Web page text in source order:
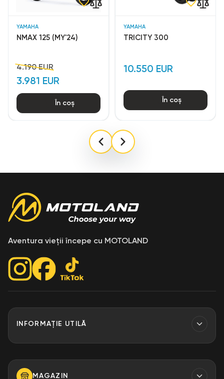
YAMAHA
NMAX 125 (MY'24)
4.190 EUR
3.981 EUR
În coș
YAMAHA
TRICITY 300
10.550 EUR
În coș
Aventura vieții începe cu MOTOLAND
INFORMAȚIE UTILĂ
MAGAZIN